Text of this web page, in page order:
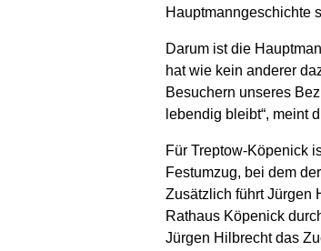
Hauptmanngeschichte
Darum ist die
hat wie kein anderer
Besuchern unseres
lebendig bleibt“, meint
Für Treptow-Köpenick
Festumzug, bei dem
Zusätzlich führt Jürgen
Rathaus Köpenick
Jürgen Hilbrecht das